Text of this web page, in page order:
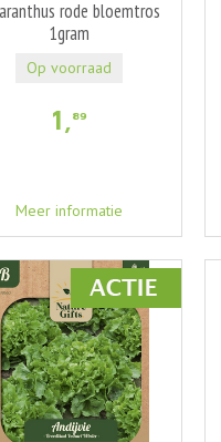
rode bloemtros
1gram
1,89
Meer informatie
Op voorraad